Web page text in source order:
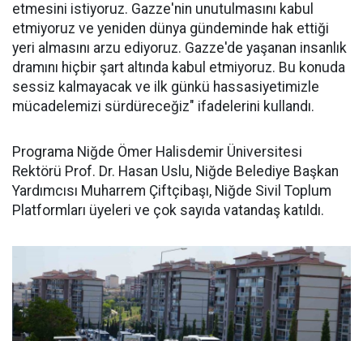
etmesini istiyoruz. Gazze'nin unutulmasını kabul
etmiyoruz ve yeniden dünya gündeminde hak ettiği
yeri almasını arzu ediyoruz. Gazze'de yaşanan insanlık
dramını hiçbir şart altında kabul etmiyoruz. Bu konuda
sessiz kalmayacak ve ilk günkü hassasiyetimizle
mücadelemizi sürdüreceğiz" ifadelerini kullandı.
Programa Niğde Ömer Halisdemir Üniversitesi
Rektörü Prof. Dr. Hasan Uslu, Niğde Belediye Başkan
Yardımcısı Muharrem Çiftçibaşı, Niğde Sivil Toplum
Platformları üyeleri ve çok sayıda vatandaş katıldı.